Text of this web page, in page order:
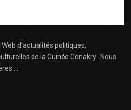
d'actualités politiques,
de la Guinée Conakry . Nous
...